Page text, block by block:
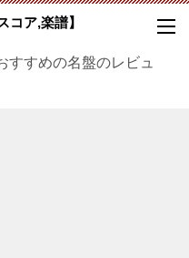
コア,楽譜】
すすめの名盤のレビュ